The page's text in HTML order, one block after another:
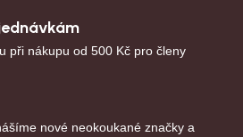
při nákupu od 500 Kč pro členy
nové neokoukané značky a